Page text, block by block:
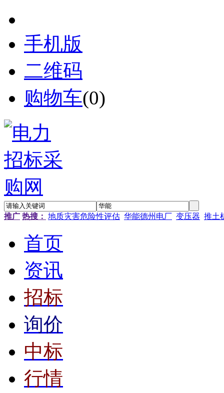
手机版
二维码
购物车(0)
推广 热搜： 地质灾害危险性评估 华能德州电厂 变压器 推土
首页
资讯
招标
询价
中标
行情